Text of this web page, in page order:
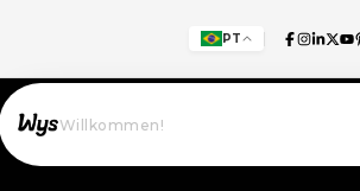
PT
Willkommen!